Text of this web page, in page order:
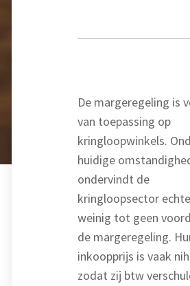
De margeregeling is
van toepassing op
kringloopwinkels.
huidige
ondervindt de
kringloopsector
weinig tot geen
de margeregeling.
inkoopprijs is vaak
zodat zij btw